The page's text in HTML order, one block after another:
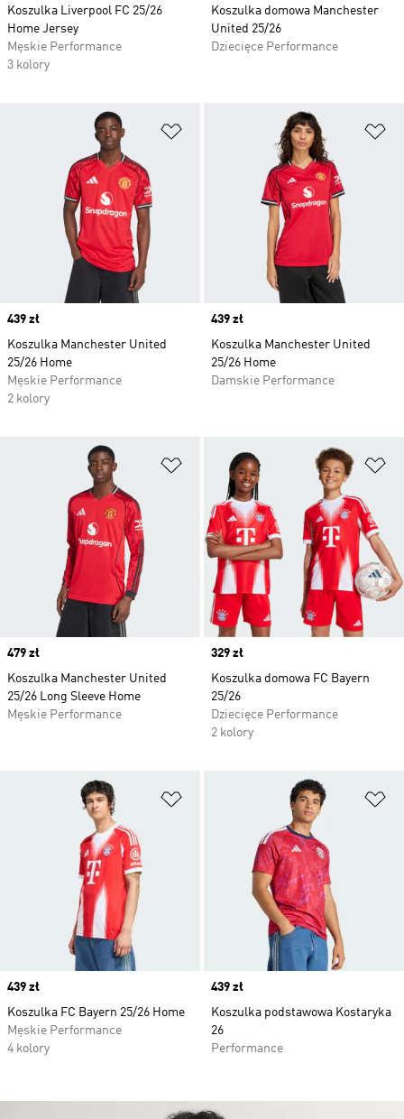
Koszulka Liverpool FC 25/26
Home Jersey
Męskie Performance
3 kolory
Koszulka domowa Manchester
United 25/26
Dziecięce Performance
Dodaj do listy życzeń
Price
439 zł
Koszulka Manchester United
25/26 Home
Męskie Performance
2 kolory
Price
439 zł
Koszulka Manchester United
25/26 Home
Damskie Performance
Dodaj do listy życzeń
Price
479 zł
Koszulka Manchester United
25/26 Long Sleeve Home
Męskie Performance
Price
329 zł
Koszulka domowa FC Bayern
25/26
Dziecięce Performance
2 kolory
Dodaj do listy życzeń
Price
439 zł
Koszulka FC Bayern 25/26 Home
Męskie Performance
4 kolory
Price
439 zł
Koszulka podstawowa Kostaryka
26
Performance